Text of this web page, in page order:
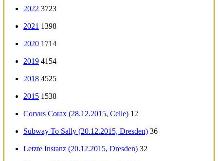
2022 3723
2021 1398
2020 1714
2019 4154
2018 4525
2015 1538
Corvus Corax (28.12.2015, Celle) 12
Subway To Sally (20.12.2015, Dresden) 36
Letzte Instanz (20.12.2015, Dresden) 32